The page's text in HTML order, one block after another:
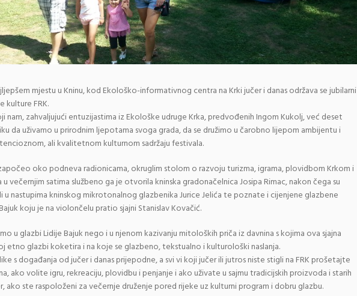
mjestu u Kninu, kod Ekološko-informativnog centra na Krki jučer i danas održava se jubilarni
kulture FRK.
nam, zahvaljujući entuzijastima iz Ekološke udruge Krka, predvođenih Ingom Kukolj, već deset
da uživamo u prirodnim ljepotama svoga grada, da se družimo u čarobno lijepom ambijentu i
ali kvalitetnom kulturnom sadržaju festivala.
oko podneva radionicama, okruglim stolom o razvoju turizma, igrama, plovidbom Krkom i
u večernjim satima službeno ga je otvorila kninska gradonačelnica Josipa Rimac, nakon čega su
u nastupima kninskog mikrotonalnog glazbenika Jurice Jelića te poznate i cijenjene glazbene
koju je na violončelu pratio sjajni Stanislav Kovačić.
u glazbi Lidije Bajuk nego i u njenom kazivanju mitoloških priča iz davnina s kojima ova sjajna
etno glazbi koketira i na koje se glazbeno, tekstualno i kulturološki naslanja.
s događanja od jučer i danas prijepodne, a svi vi koji jučer ili jutros niste stigli na FRK prošetajte
ako volite igru, rekreaciju, plovidbu i penjanje i ako uživate u sajmu tradicijskih proizvoda i starih
ako ste raspoloženi za večernje druženje pored rijeke uz kulturni program i dobru glazbu.